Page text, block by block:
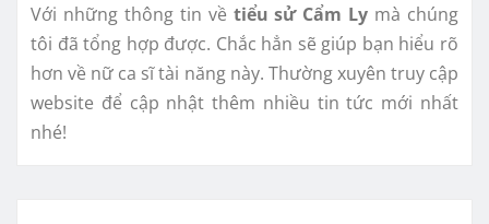
Với những thông tin về tiểu sử Cẩm Ly mà chúng
tôi đã tổng hợp được. Chắc hẳn sẽ giúp bạn hiểu rõ
hơn về nữ ca sĩ tài năng này. Thường xuyên truy cập
website để cập nhật thêm nhiều tin tức mới nhất
nhé!